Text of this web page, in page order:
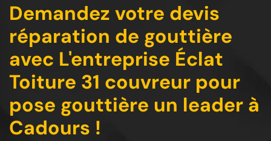
Demandez votre devis
réparation de gouttière
avec L'entreprise Éclat
Toiture 31 couvreur pour
pose gouttière un leader à
Cadours !